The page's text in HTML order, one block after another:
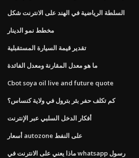
السلطة الرياضية في الهند على الانترنت شكل
مخطط نمو الدينار
تقدير قيمة السيارة المستقبلية
ما هو معدل المقارنة ومعدل الفائدة
Cbot soya oil live and future quote
كم تكلف حفر بئر بترول في ولاية كنساس؟
أفكار الدخل السلبي عبر الإنترنت
أسعار autozone على النفط
ماذا يعني على الانترنت في whatsapp رسول